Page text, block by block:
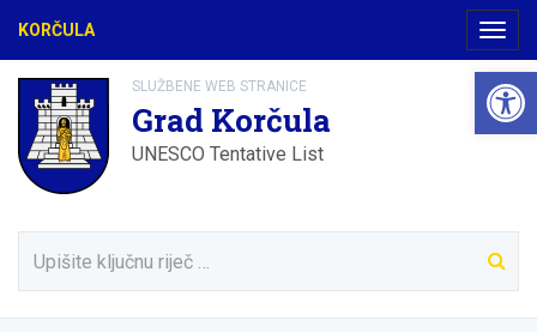
KORČULA
SLUŽBENE WEB STRANICE
Grad Korčula
UNESCO Tentative List